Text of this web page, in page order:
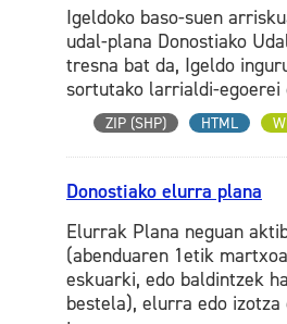
Igeldoko baso-suen
udal-plana Donostiako
tresna bat da, Igeldo
sortutako larrialdi-egoerei
ZIP (SHP) HTML
Donostiako elurra plana
Elurrak Plana neguan
(abenduaren 1etik
eskuarki, edo baldintzek
bestela), elurra edo izotza